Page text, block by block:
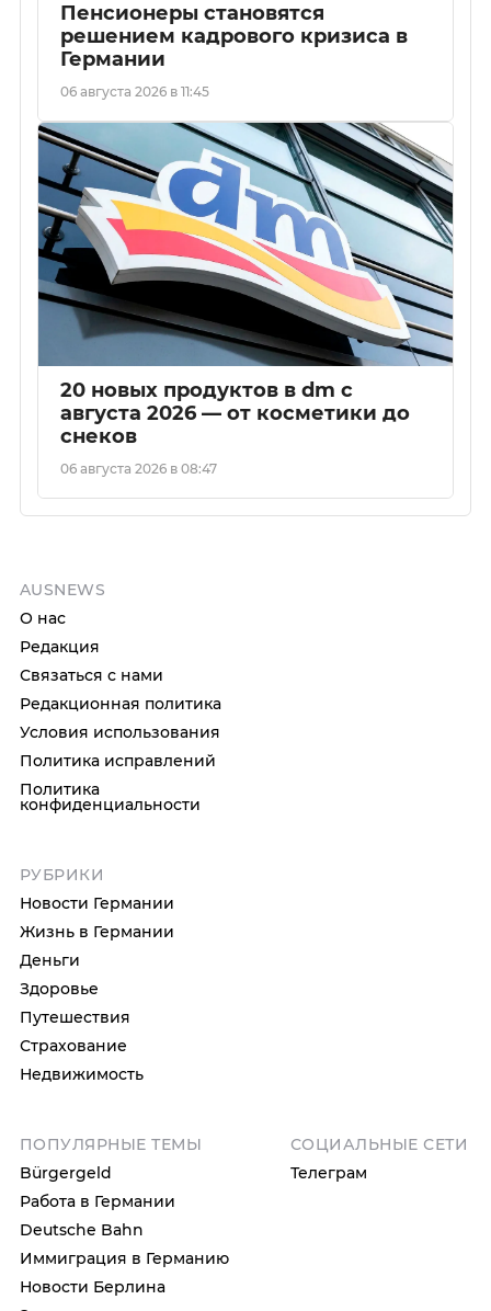
Пенсионеры становятся
решением кадрового кризиса в
Германии
06 августа 2026 в 11:45
20 новых продуктов в dm с
августа 2026 — от косметики до
снеков
06 августа 2026 в 08:47
AUSNEWS
О нас
Редакция
Связаться с нами
Редакционная политика
Условия использования
Политика исправлений
Политика
конфиденциальности
РУБРИКИ
Новости Германии
Жизнь в Германии
Деньги
Здоровье
Путешествия
Страхование
Недвижимость
ПОПУЛЯРНЫЕ ТЕМЫ
Bürgergeld
Работа в Германии
Deutsche Bahn
Иммиграция в Германию
Новости Берлина
СОЦИАЛЬНЫЕ СЕТИ
Телеграм